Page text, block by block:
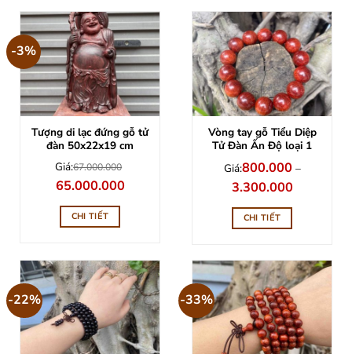
-3%
Tượng di lạc đứng gỗ tử
đàn 50x22x19 cm
Giá:67.000.000
Giá
gốc
là:
67.000.000.
65.000.000Giá
hiện
CHI TIẾT
Vòng tay gỗ Tiểu Diệp
Tử Đàn Ấn Độ loại 1
Giá:800.000 –
3.300.000Khoảng
giá:
từ
đến
CHI TIẾT
-22% -33%